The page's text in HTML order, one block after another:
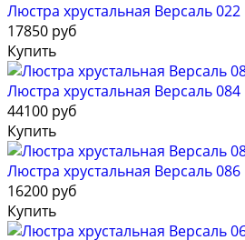
Люстра хрустальная Версаль
17850 руб
Купить
Люстра хрустальная Версаль
44100 руб
Купить
Люстра хрустальная Версаль
16200 руб
Купить